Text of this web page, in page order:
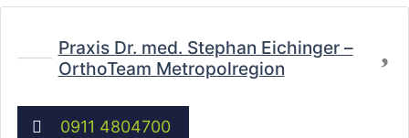
Praxis Dr. med. Stephan Eichinger –
OrthoTeam Metropolregion
0911 4804700